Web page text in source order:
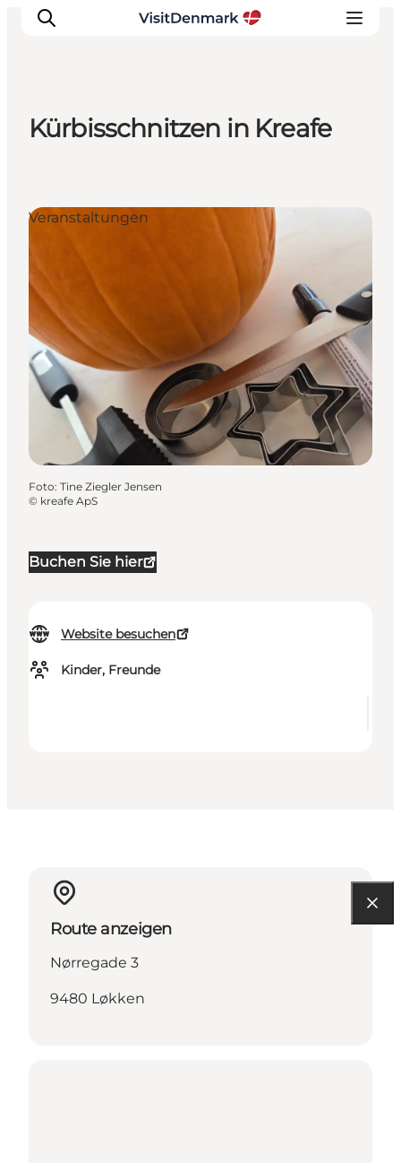
Erlebnisse
Unterkünfte
Reiseplanung
Kürbisschnitzen in Kreafe
Buchen Sie hier
Website besuchen
Kinder, Freunde
Veranstaltungen
Foto: Tine Ziegler Jensen
© kreafe ApS
Route anzeigen
Nørregade 3
9480 Løkken